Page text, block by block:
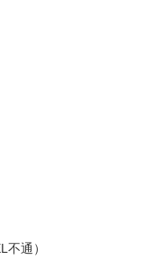
通）